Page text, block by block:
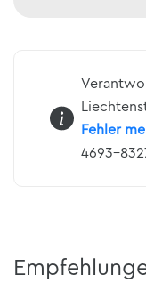
Fehler
4693-